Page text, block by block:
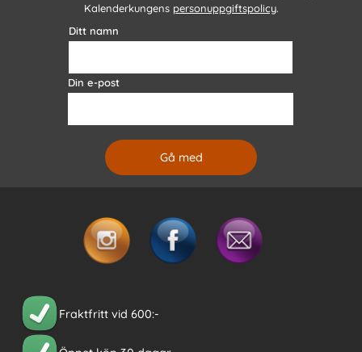
Kalenderkungens personuppgiftspolicy.
Ditt namn
Din e-post
Fraktfritt vid 600:-